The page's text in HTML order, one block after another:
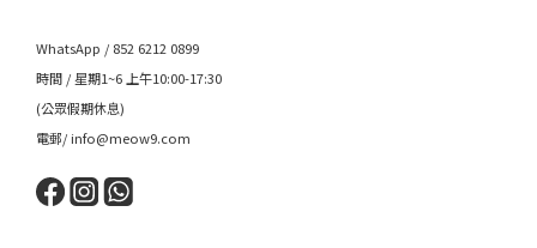
WhatsApp / 852 6212 0899
時間 / 星期1~6 上午10:00-17:30
(公眾假期休息)
電郵/ info@meow9.com